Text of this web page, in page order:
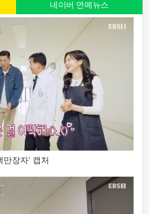
네이버 연예뉴스
장자’ 캡처